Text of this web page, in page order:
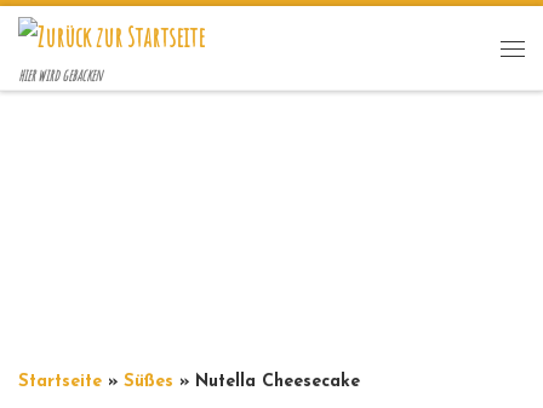
Zum Inhalt springen
hier wird gebacken
Startseite » Süßes » Nutella Cheesecake